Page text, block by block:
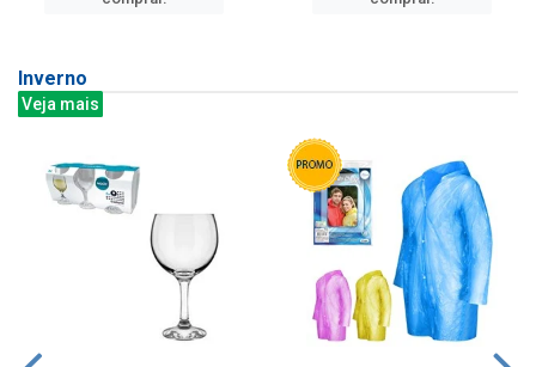
Inverno
Veja mais